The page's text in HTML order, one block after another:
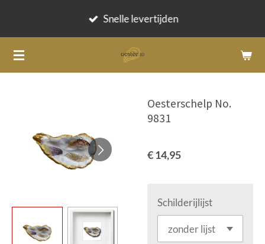
de
Snelle levertijden
Oesterschelp No.
9831
€ 14,95
Schilderijlijst